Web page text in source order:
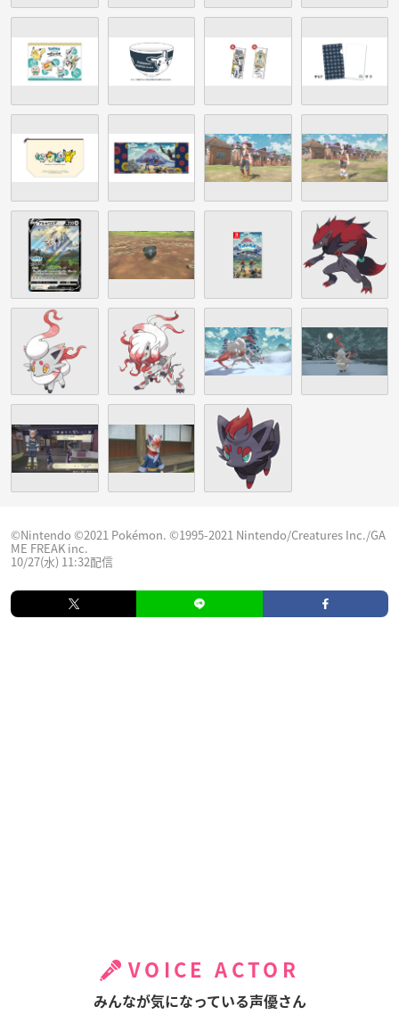
©Nintendo ©2021 Pokémon. ©1995-2021 Nintendo/Creatures Inc./GA
ME FREAK inc.
10/27(水) 11:32配信
VOICE ACTOR
みんなが気になっている声優さん